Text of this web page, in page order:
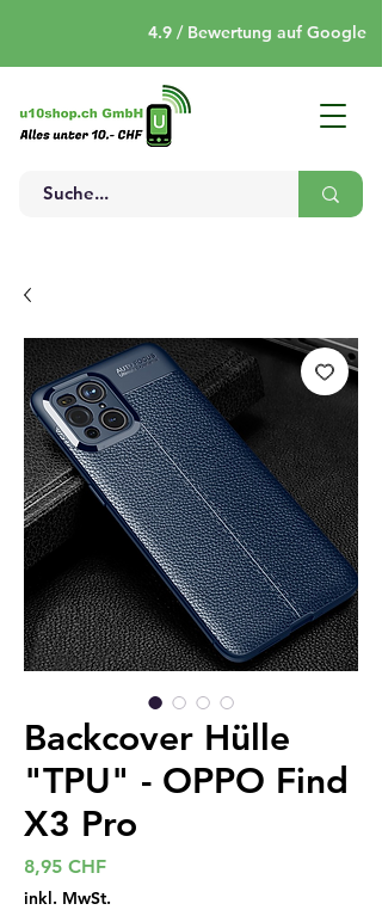
4.9 / Bewertung auf Google
Backcover Hülle
"TPU" - OPPO Find
X3 Pro
8,95 CHFPreis
inkl. MwSt.